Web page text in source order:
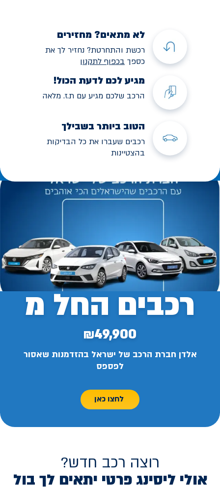
לא מתאים? מחזירים
רכשת והתחרטת? נחזיר לך את
כספך בכפוף לתקנון
מגיע לכם לדעת הכול!
הרכב שלכם מגיע עם ת.ז. מלאה
הטוב ביותר בשבילך
רכבים שעברו את כל הבדיקות
בהצטיינות
רכבים החל מ
₪49,900
אלדן חברת הרכב של ישראל בהזדמנות שאסור
לפספס
לחצו כאן
רוצה רכב חדש?
אולי ליסינג פרטי יתאים לך בול